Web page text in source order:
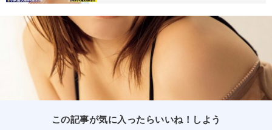
この記事が気に入ったらいいね！しよう